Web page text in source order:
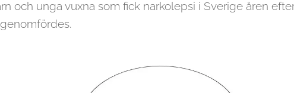
och unga vuxna som fick narkolepsi i Sverige åren